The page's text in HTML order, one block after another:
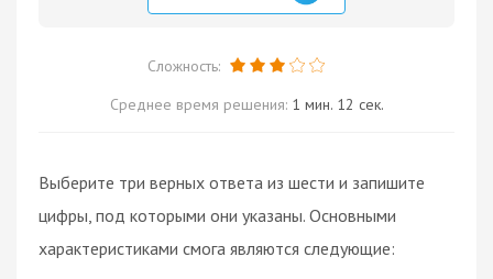
Сложность:
Среднее время решения: 1 мин. 12 сек.
Выберите три верных ответа из шести и запишите
цифры, под которыми они указаны. Основными
характеристиками смога являются следующие: